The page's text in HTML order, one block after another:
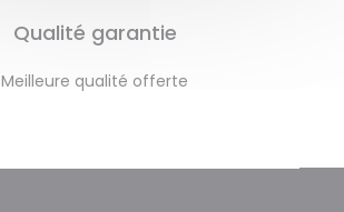
Qualité garantie
Meilleure qualité offerte